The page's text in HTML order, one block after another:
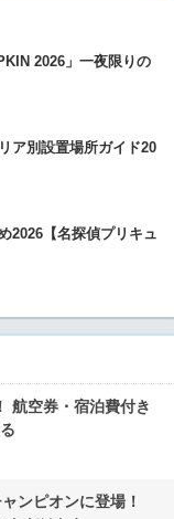
2026」一夜限りの
ア別設置場所ガイド20
2026【名探偵プリキュ
航空券・宿泊費付き
ンピオンに登場！